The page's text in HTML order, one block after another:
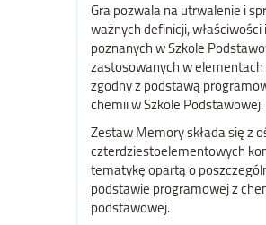
Gra pozwala na utrwalenie i
ważnych definicji,
poznanych w Szkole
zastosowanych w
zgodny z podstawą
chemii w Szkole Podstawowej.
Zestaw Memory składa się z
czterdziestoelementowych
tematykę opartą o
podstawie programowej z
podstawowej.